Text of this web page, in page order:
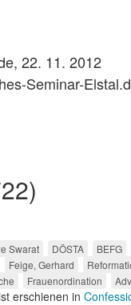
22. 11. 2012
Seminar-
Swarat DÖSTA BEFG
Feige, Gerhard
Frauenordination
erschienen in